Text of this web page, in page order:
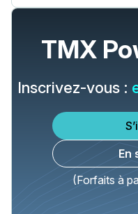
TMX
Inscrivez-vous :
En
(Forfaits à